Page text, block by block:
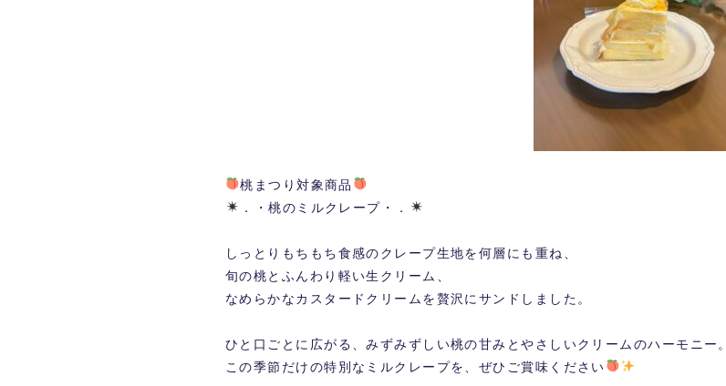
桃まつり対象商品
．・桃のミルクレープ・．
しっとりもちもち食感のクレープ生地を何層にも重ね、
旬の桃とふんわり軽い生クリーム、
なめらかなカスタードクリームを贅沢にサンドしました。
ひと口ごとに広がる、みずみずしい桃の甘みとやさしいクリームのハーモニー。
この季節だけの特別なミルクレープを、ぜひご賞味ください